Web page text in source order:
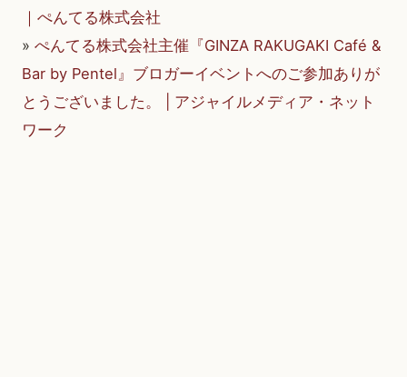
｜ぺんてる株式会社
» ぺんてる株式会社主催『GINZA RAKUGAKI Café &
Bar by Pentel』ブロガーイベントへのご参加ありが
とうございました。 | アジャイルメディア・ネット
ワーク